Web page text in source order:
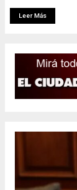
Leer Más